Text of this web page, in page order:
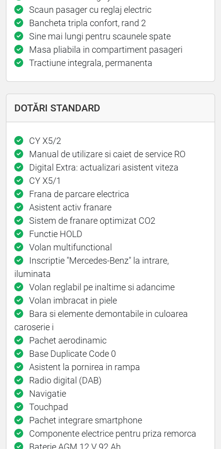
Scaun pasager cu reglaj electric
Bancheta tripla confort, rand 2
Sine mai lungi pentru scaunele spate
Masa pliabila in compartiment pasageri
Tractiune integrala, permanenta
DOTĂRI STANDARD
CY X5/2
Manual de utilizare si caiet de service RO
Digital Extra: actualizari asistent viteza
CY X5/1
Frana de parcare electrica
Asistent activ franare
Sistem de franare optimizat CO2
Functie HOLD
Volan multifunctional
Inscriptie "Mercedes-Benz" la intrare,
iluminata
Volan reglabil pe inaltime si adancime
Volan imbracat in piele
Bara si elemente demontabile in culoarea
caroserie i
Pachet aerodinamic
Base Duplicate Code 0
Asistent la pornirea in rampa
Radio digital (DAB)
Navigatie
Touchpad
Pachet integrare smartphone
Componente electrice pentru priza remorca
Baterie AGM 12 V 92 Ah